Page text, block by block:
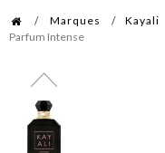
Marques Kayali
Parfum Intense